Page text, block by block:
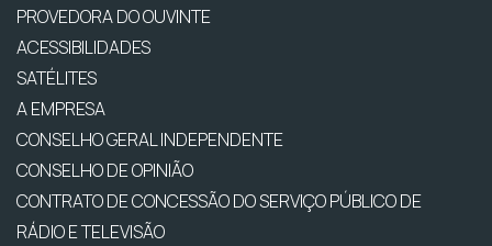
PROVEDORA DO OUVINTE
ACESSIBILIDADES
SATÉLITES
A EMPRESA
CONSELHO GERAL INDEPENDENTE
CONSELHO DE OPINIÃO
CONTRATO DE CONCESSÃO DO SERVIÇO PÚBLICO DE
RÁDIO E TELEVISÃO